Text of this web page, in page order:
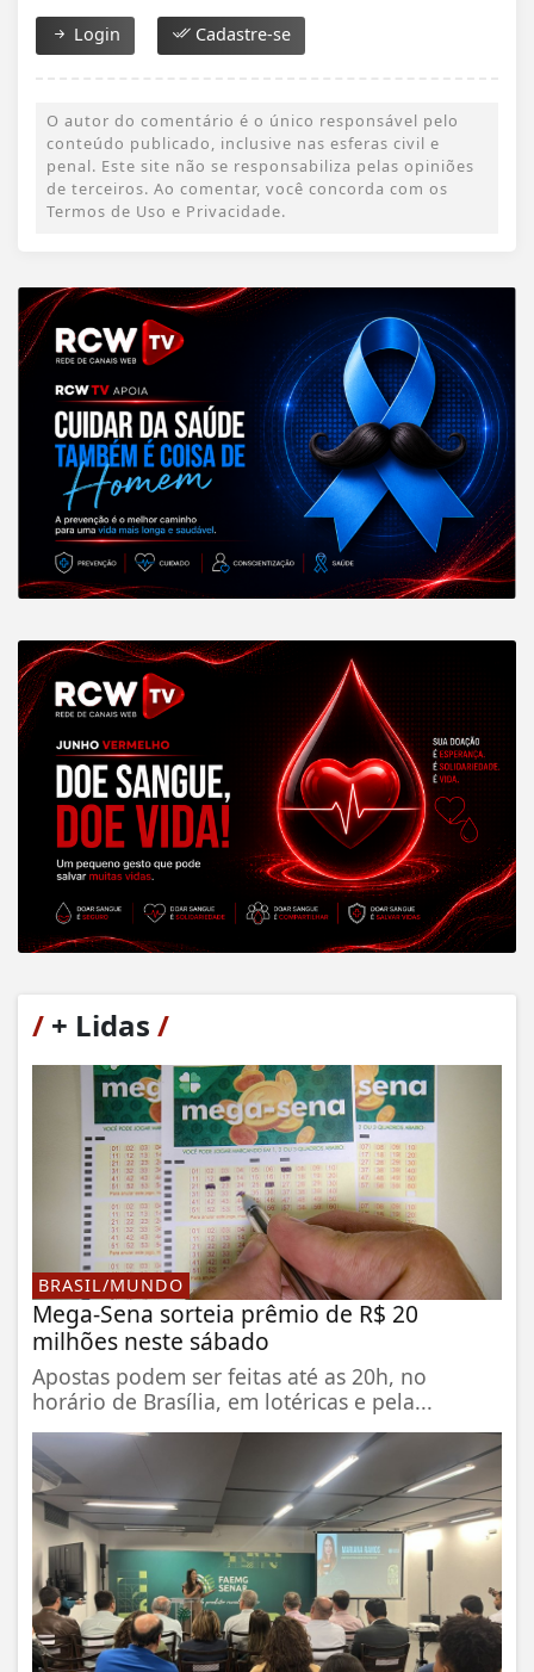
Login Cadastre-se
O autor do comentário é o único responsável pelo
conteúdo publicado, inclusive nas esferas civil e
penal. Este site não se responsabiliza pelas opiniões
de terceiros. Ao comentar, você concorda com os
Termos de Uso e Privacidade.
/ + Lidas /
BRASIL/MUNDO
Mega-Sena sorteia prêmio de R$ 20
milhões neste sábado
Apostas podem ser feitas até as 20h, no
horário de Brasília, em lotéricas e pela...